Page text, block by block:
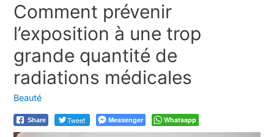
Comment prévenir
l’exposition à une trop
grande quantité de
radiations médicales
Beauté
Share Tweet Messenger Whatsapp